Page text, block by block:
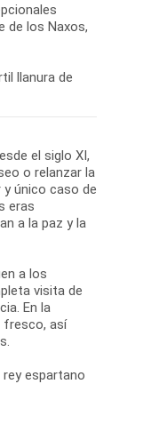
de los Naxos,
llanura de
el siglo XI,
o relanzar la
único caso de
eras
a la paz y la
a los
visita de
En la
fresco, así
espartano